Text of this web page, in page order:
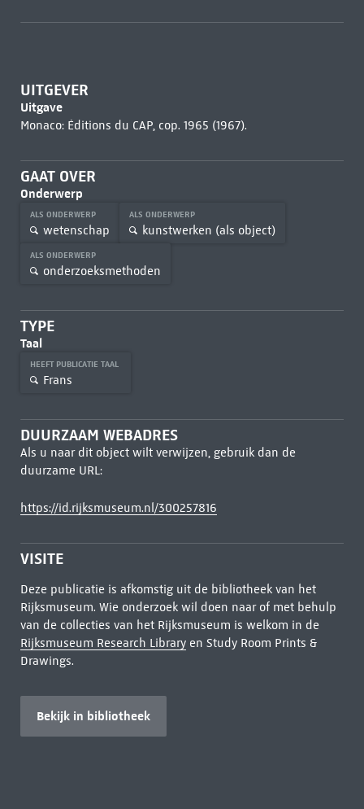
UITGEVER
Uitgave
Monaco: Éditions du CAP, cop. 1965 (1967).
GAAT OVER
Onderwerp
ALS ONDERWERP
wetenschap
ALS ONDERWERP
kunstwerken (als object)
ALS ONDERWERP
onderzoeksmethoden
TYPE
Taal
HEEFT PUBLICATIE TAAL
Frans
DUURZAAM WEBADRES
Als u naar dit object wilt verwijzen, gebruik dan de
duurzame URL:
https://id.rijksmuseum.nl/300257816
VISITE
Deze publicatie is afkomstig uit de bibliotheek van het
Rijksmuseum. Wie onderzoek wil doen naar of met behulp
van de collecties van het Rijksmuseum is welkom in de
Rijksmuseum Research Libraryen Study Room Prints &
Drawings.
Bekijk in bibliotheek